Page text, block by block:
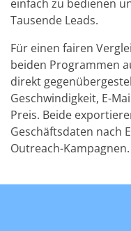
einfach zu bedienen
Tausende Leads.
Für einen fairen
beiden Programmen
direkt
Geschwindigkeit, E-
Preis. Beide
Geschäftsdaten nach
Outreach-Kampagnen.